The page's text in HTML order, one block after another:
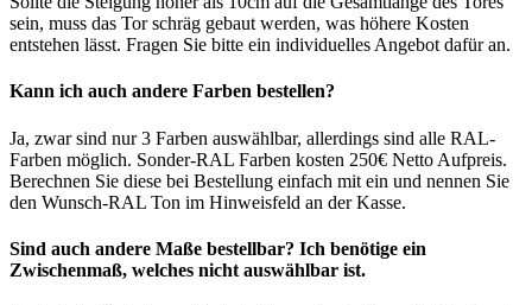
sein, muss das Tor schräg gebaut werden, was höhere Kosten
entstehen lässt. Fragen Sie bitte ein individuelles Angebot dafür an.
Kann ich auch andere Farben bestellen?
Ja, zwar sind nur 3 Farben auswählbar, allerdings sind alle RAL-
Farben möglich. Sonder-RAL Farben kosten 250€ Netto Aufpreis.
Berechnen Sie diese bei Bestellung einfach mit ein und nennen Sie
den Wunsch-RAL Ton im Hinweisfeld an der Kasse.
Sind auch andere Maße bestellbar? Ich benötige ein
Zwischenmaß, welches nicht auswählbar ist.